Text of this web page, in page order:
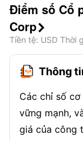
Điểm số Cổ
Corp
Tiền tệ: USD Thời
Thông
Các chỉ số
vững mạnh,
giá của công